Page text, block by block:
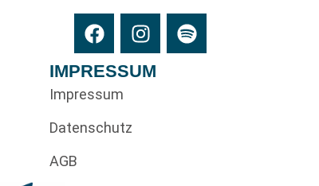
IMPRESSUM
Impressum
Datenschutz
AGB